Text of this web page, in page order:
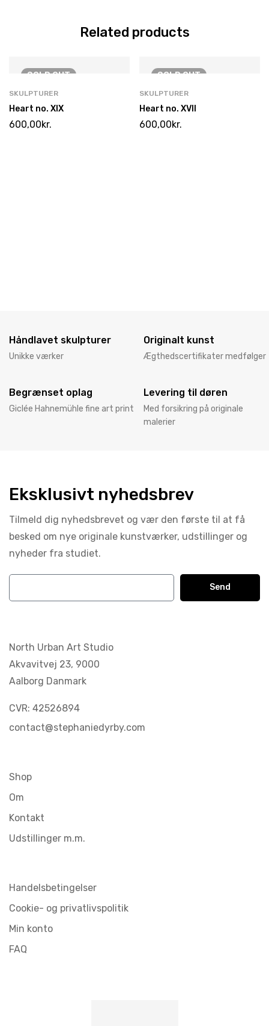
Related products
SOLDOUT
SKULPTURER
Heart no. XIX
600,00kr.
SOLDOUT
SKULPTURER
Heart no. XVII
600,00kr.
Håndlavet skulpturer
Unikke værker
Originalt kunst
Ægthedscertifikater medfølger
Begrænset oplag
Giclée Hahnemühle fine art print
Levering til døren
Med forsikring på originale
malerier
North Urban Art Studio
Akvavitvej 23, 9000
Aalborg Danmark
CVR: 42526894
contact@stephaniedyrby.com
Shop
Om
Kontakt
Udstillinger m.m.
Handelsbetingelser
Cookie- og privatlivspolitik
Min konto
FAQ
Eksklusivt nyhedsbrev
Tilmeld dig nyhedsbrevet og vær den første til at få
besked om nye originale kunstværker, udstillinger og
nyheder fra studiet.
Send